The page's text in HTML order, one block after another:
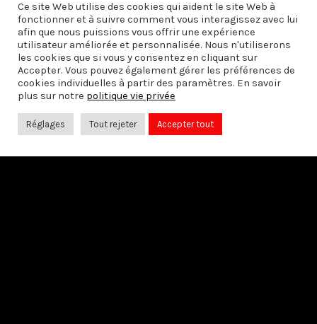
PRÉCÉDENT
Et pourtant elle tourne
Ce site Web utilise des cookies qui aident le site Web à
fonctionner et à suivre comment vous interagissez avec lui
afin que nous puissions vous offrir une expérience
utilisateur améliorée et personnalisée. Nous n'utiliserons
les cookies que si vous y consentez en cliquant sur
Accepter. Vous pouvez également gérer les préférences de
cookies individuelles à partir des paramètres. En savoir
plus sur notre politique vie privée
Réglages Tout rejeter Accepter tout